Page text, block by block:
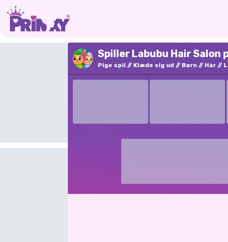
Spiller Labubu Hair Salon
Pige spil Klæde sig ud Børn Hår